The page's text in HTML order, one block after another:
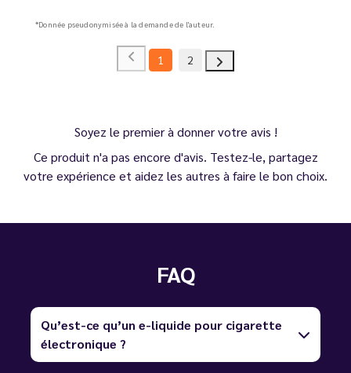
*Donnée pseudonymisée à la demande de l'auteur.
1 2
Soyez le premier à donner votre avis !
Ce produit n'a pas encore d'avis. Testez-le, partagez
votre expérience et aidez les autres à faire le bon choix.
FAQ
Qu’est-ce qu’un e-liquide pour cigarette
électronique ?